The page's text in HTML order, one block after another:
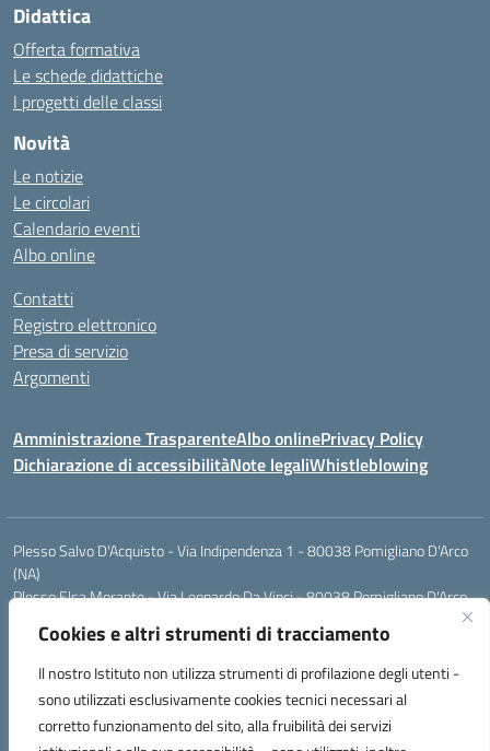
Cookies e altri strumenti di tracciamento
Il nostro Istituto non utilizza strumenti di profilazione degli utenti -
sono utilizzati esclusivamente cookies tecnici necessari al
corretto funzionamento del sito, alla fruibilità dei servizi
Didattica
Offerta formativa
Le schede didattiche
I progetti delle classi
Novità
Le notizie
Le circolari
Calendario eventi
Albo online
Contatti
Registro elettronico
Presa di servizio
Argomenti
Amministrazione TrasparenteAlbo onlinePrivacy Policy
Dichiarazione di accessibilitàNote legaliWhistleblowing
Plesso Salvo D'Acquisto - Via Indipendenza 1 - 80038 Pomigliano D'Arco
(NA)
Plesso Elsa Morante - Via Leonardo Da Vinci - 80038 Pomigliano D'Arco
Plesso Leone - Via Pascoli - 80038 Pomigliano D'Arco (NA)
Tel.:0813177304 - Mail: naic8g1003@istruzione.it - Pec:
Codice Univoco ufficio: UIECQ7
codice Meccanografico: NAIC8G1003